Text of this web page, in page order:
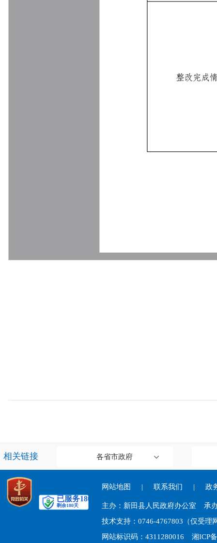
相关链接 各省市政府
网站地图 | 联系我们 | 政
主办：新田县人民政府办公室 承
技术支持：0746-4767803（仅受理
网站标识码：4311280016 湘ICP